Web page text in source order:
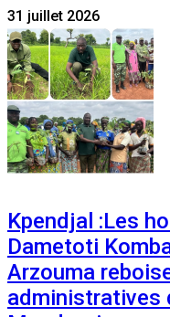
31 juillet 2026
Kpendjal :Les
Dametoti
Arzouma
administratives